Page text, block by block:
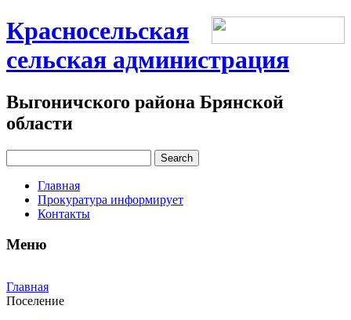
Красносельская
сельская администрация
Выгоничского района Брянской
области
Главная
Прокуратура информирует
Контакты
Меню
Главная
Поселение